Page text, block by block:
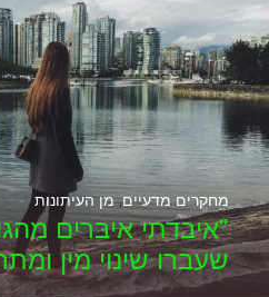
"איבדתי איברים
שעברו שינוי מין
מחקרים מדעיים,מן העיתונות